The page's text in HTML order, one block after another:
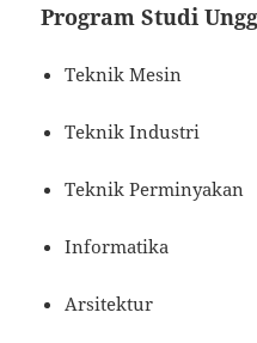
Program Studi
Teknik Mesin
Teknik Industri
Teknik Perminyakan
Informatika
Arsitektur